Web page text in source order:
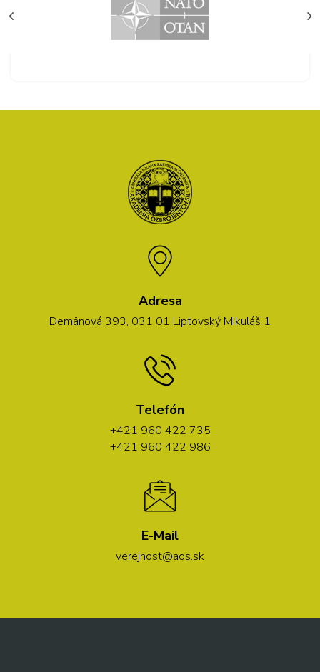
Adresa
Demänová 393, 031 01 Liptovský Mikuláš 1
Telefón
+421 960 422 735
+421 960 422 986
E-Mail
verejnost@aos.sk